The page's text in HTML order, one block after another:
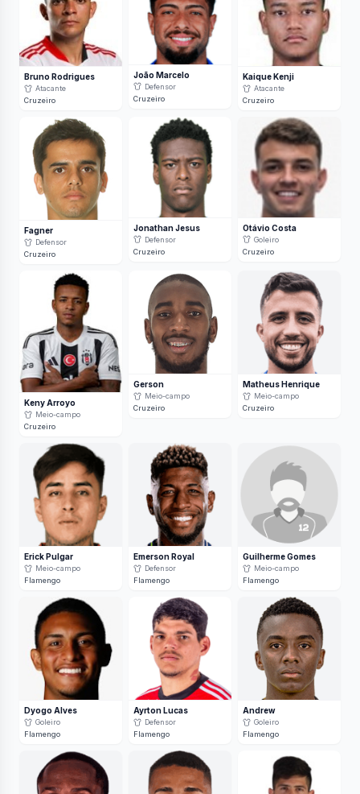
Bruno Rodrigues
Atacante
Cruzeiro
João Marcelo
Defensor
Cruzeiro
Kaique Kenji
Atacante
Cruzeiro
Fagner
Defensor
Cruzeiro
Jonathan Jesus
Defensor
Cruzeiro
Otávio Costa
Goleiro
Cruzeiro
Keny Arroyo
Meio-campo
Cruzeiro
Gerson
Meio-campo
Cruzeiro
Matheus Henrique
Meio-campo
Cruzeiro
Erick Pulgar
Meio-campo
Flamengo
Emerson Royal
Defensor
Flamengo
Guilherme Gomes
Meio-campo
Flamengo
Dyogo Alves
Goleiro
Flamengo
Ayrton Lucas
Defensor
Flamengo
Andrew
Goleiro
Flamengo